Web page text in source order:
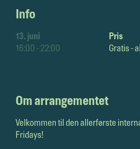
Info
13. juni
16:00 - 22:00
Pris
Gratis -
Om arrangementet
Velkommen til den allerførste
Fridays!